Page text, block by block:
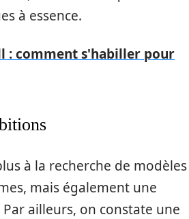
à essence.
: comment s'habiller pour
à la recherche de modèles
mais également une
ailleurs, on constate une